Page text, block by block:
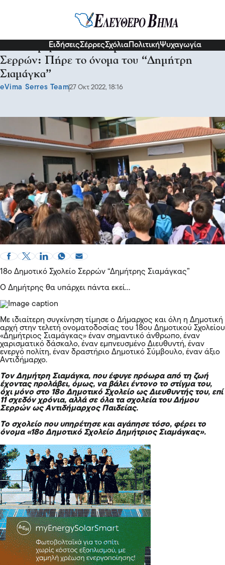
ΕιδήσειςΣέρρεςΣχόλια ΠολιτικήΨυχαγωγία
Από σήμερα το 18ο Δημοτικό Σχολείο
Σερρών: Πήρε το όνομα του “Δημήτρη
Σιαμάγκα”
eVima Serres Team27 Οκτ 2022, 18:16
18ο Δημοτικό Σχολείο Σερρών “Δημήτρης Σιαμάγκας”
Ο Δημήτρης θα υπάρχει πάντα εκεί…
Με ιδιαίτερη συγκίνηση τίμησε ο Δήμαρχος και όλη η Δημοτική
αρχή στην τελετή ονοματοδοσίας του 18ου Δημοτικού Σχολείου
«Δημήτριος Σιαμάγκας» έναν σημαντικό άνθρωπο, έναν
χαρισματικό δάσκαλο, έναν εμπνευσμένο Διευθυντή, έναν
ενεργό πολίτη, έναν δραστήριο Δημοτικό Σύμβουλο, έναν άξιο
Αντιδήμαρχο.
Τον Δημήτρη Σιαμάγκα, που έφυγε πρόωρα από τη ζωή
έχοντας προλάβει, όμως, να βάλει έντονο το στίγμα του,
όχι μόνο στο 18ο Δημοτικό Σχολείο ως Διευθυντής του, επί
11 σχεδόν χρόνια, αλλά σε όλα τα σχολεία του Δήμου
Σερρών ως Αντιδήμαρχος Παιδείας.
Το σχολείο που υπηρέτησε και αγάπησε τόσο, φέρει το
όνομα «18ο Δημοτικό Σχολείο Δημήτριος Σιαμάγκας».